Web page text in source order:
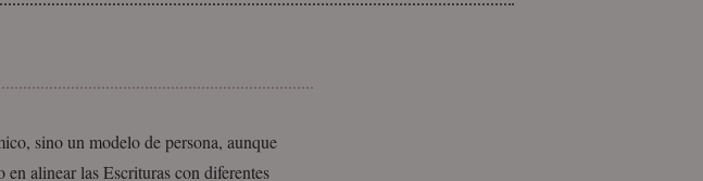
sino un modelo de persona, aunque
en alinear las Escrituras con diferentes